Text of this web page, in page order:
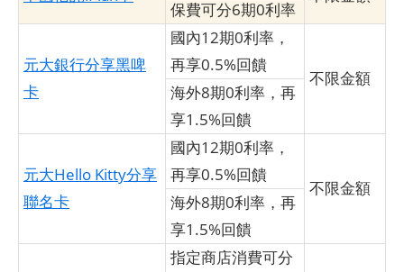
保費可分6期0利率
元大銀行分享黑啤
卡
國內12期0利率，
再享0.5%回饋
不限金額
海外8期0利率，再
享1.5%回饋
元大Hello Kitty分享
聯名卡
國內12期0利率，
再享0.5%回饋
不限金額
海外8期0利率，再
享1.5%回饋
指定商店消費可分